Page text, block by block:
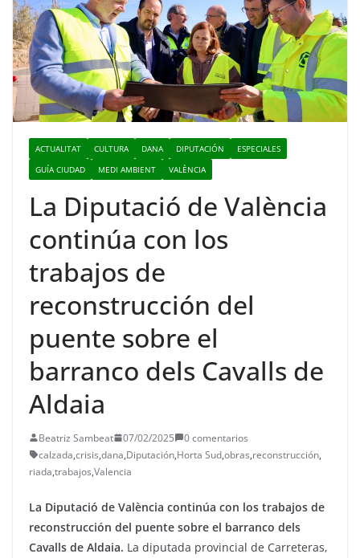
ACTUALITAT CULTURA DANA DIPUTACIÓN
ESPECIALES
GUÍA CIUDAD
MEDI AMBIENT VALÈNCIA
La Diputació de València
continúa con los
trabajos de
reconstrucción del
puente sobre el
barranco dels Cavalls de
Aldaia
Beatriz Sambeat 07/02/2025
0 comentarios
calzada,crisis,dana,Diputación,Horta Sud,obras,reconstrucción,
riada,trabajos,Valencia
La Diputació de València continúa con los trabajos de
reconstrucción del puente sobre el barranco dels
Cavalls de Aldaia. La diputada provincial de Carreteras,